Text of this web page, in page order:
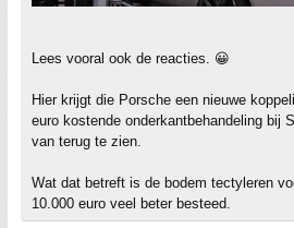
Lees vooral ook de reacties. 😀
Hier krijgt die Porsche een nieuwe
euro kostende onderkantbehandeling bij
van terug te zien.
Wat dat betreft is de bodem tectyleren
10.000 euro veel beter besteed.